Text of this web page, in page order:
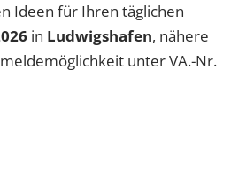
Ideen für Ihren täglichen
in Ludwigshafen, nähere
unter VA.-Nr.